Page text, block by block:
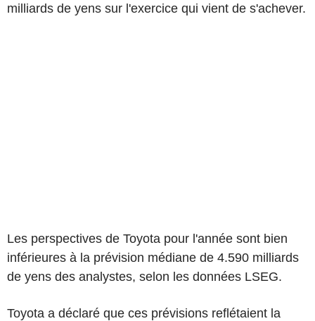
milliards de yens sur l'exercice qui vient de s'achever.
Les perspectives de Toyota pour l'année sont bien
inférieures à la prévision médiane de 4.590 milliards
de yens des analystes, selon les données LSEG.
Toyota a déclaré que ces prévisions reflétaient la